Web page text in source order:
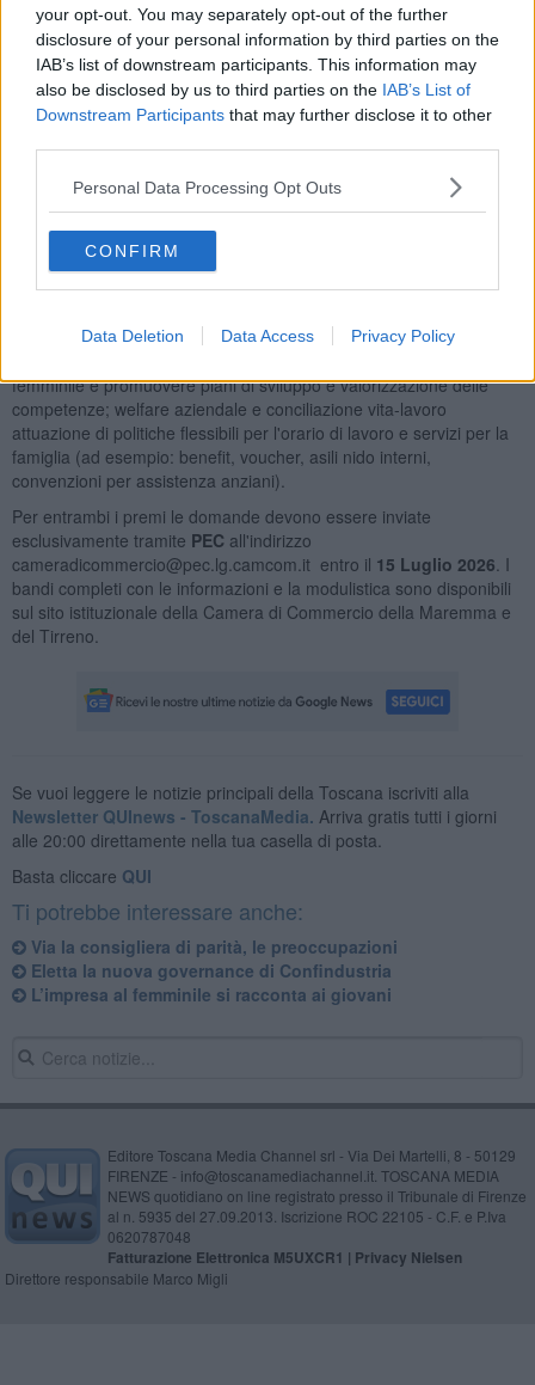
your opt-out. You may separately opt-out of the further
disclosure of your personal information by third parties on the
IAB’s list of downstream participants. This information may
also be disclosed by us to third parties on the IAB’s List of
Downstream Participants that may further disclose it to other
Personal Data Processing Opt Outs
CONFIRM
Data Deletion Data Access Privacy Policy
Seconda edizione per ilPremio Impresa per le pari
opportunità.Possono partecipare le micro, piccole e medie
imprese, loro cooperative e consorzi, che hanno la sede legale
nelle province di Livorno e Grosseto. Saranno premiate, con 3mila
rientranti in almeno uno dei seguenti ambiti: cultura attivazione di
percorsi di mentoring e coaching dedicati alla crescita delle donne
verso ruoli dirigenziali, o iniziative rivolte alla popolazione aziendale
maschile sui temi della paternità condivisa e del contrasto agli
stereotipi; governance adozione di processi per identificare, gestire
umane adozione di processi di gestione HR a favore della parità di
femminile e promuovere piani di sviluppo e valorizzazione delle
competenze; welfare aziendale e conciliazione vita-lavoro
attuazione di politiche flessibili per l'orario di lavoro e servizi per la
famiglia (ad esempio: benefit, voucher, asili nido interni,
convenzioni per assistenza anziani).
Per entrambi i premi le domande devono essere inviate
esclusivamente tramite PEC all'indirizzo
cameradicommercio@pec.lg.camcom.it entro il 15 Luglio 2026 . I
bandi completi con le informazioni e la modulistica sono disponibili
sul sito istituzionale della Camera di Commercio della Maremma e
del Tirreno.
Se vuoi leggere le notizie principali della Toscana iscriviti alla
Newsletter QUInews - ToscanaMedia. Arriva gratis tutti i giorni
alle 20:00 direttamente nella tua casella di posta.
Basta cliccare QUI
Ti potrebbe interessare anche:
Via la consigliera di parità, le preoccupazioni
Eletta la nuova governance di Confindustria
L’impresa al femminile si racconta ai giovani
Editore Toscana Media Channel srl - Via Dei Martelli, 8 - 50129
FIRENZE - info@toscanamediachannel.it. TOSCANA MEDIA
NEWS quotidiano on line registrato presso il Tribunale di Firenze
al n. 5935 del 27.09.2013. Iscrizione ROC 22105 - C.F. e P.Iva
0620787048
Fatturazione Elettronica M5UXCR1 | Privacy Nielsen
Direttore responsabile Marco Migli